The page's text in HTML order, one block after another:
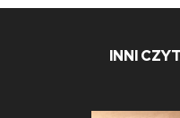
INNI